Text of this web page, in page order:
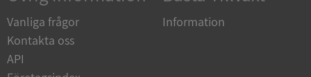
Vanliga frågor
Kontakta oss
API
Information
__RequestVerificationToken
Microsoft